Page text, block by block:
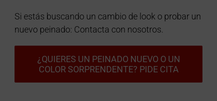
Si estás buscando un cambio de look o probar un
nuevo peinado: Contacta con nosotros.
¿QUIERES UN PEINADO NUEVO O UN
COLOR SORPRENDENTE? PIDE CITA